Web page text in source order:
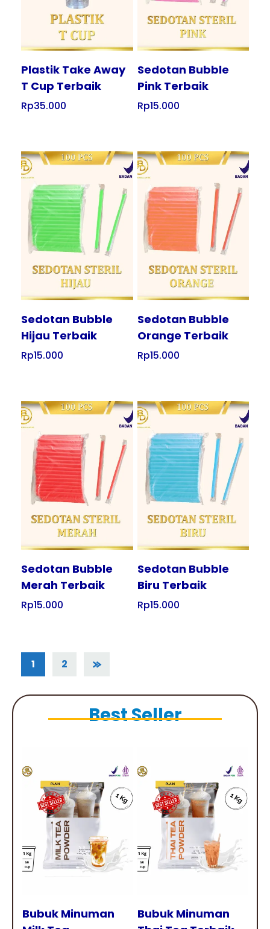
Plastik Take Away
T Cup Terbaik
Rp35.000
Sedotan Bubble
Pink Terbaik
Rp15.000
Tampilkan
Sedotan Bubble
Hijau Terbaik
Rp15.000
Tampilkan
Sedotan Bubble
Orange Terbaik
Rp15.000
Tampilkan
Sedotan Bubble
Merah Terbaik
Rp15.000
Tampilkan
Sedotan Bubble
Biru Terbaik
Rp15.000
1 2
Best Seller
Tampilkan
Bubuk Minuman
Tampilkan
Bubuk Minuman